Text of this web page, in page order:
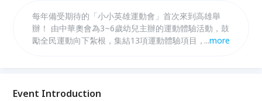
每年備受期待的「小小英雄運動會」首次來到高雄舉
辦！ 由中華奧會為3~6歲幼兒主辦的運動體驗活動，鼓
勵全民運動向下紮根，集結13項運動體驗項目，包括
感受運動樂趣，體驗奧運精神！
...more
Event Introduction